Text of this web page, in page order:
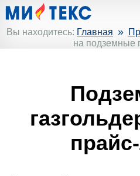
Вы находитесь: Главная »
на подземные